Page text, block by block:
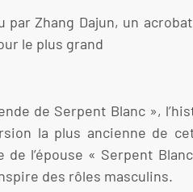
Zhang Dajun, un
le plus grand
de Serpent Blanc »,
la plus ancienne de
l’épouse « Serpent
des rôles masculins.